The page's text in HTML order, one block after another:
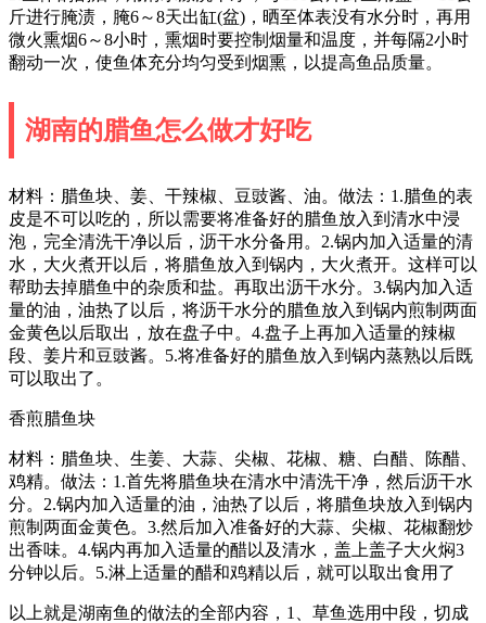
斤进行腌渍，腌6～8天出缸(盆)，晒至体表没有水分时，再用
微火熏烟6～8小时，熏烟时要控制烟量和温度，并每隔2小时
翻动一次，使鱼体充分均匀受到烟熏，以提高鱼品质量。
湖南的腊鱼怎么做才好吃
材料：腊鱼块、姜、干辣椒、豆豉酱、油。做法：1.腊鱼的表
皮是不可以吃的，所以需要将准备好的腊鱼放入到清水中浸
泡，完全清洗干净以后，沥干水分备用。2.锅内加入适量的清
水，大火煮开以后，将腊鱼放入到锅内，大火煮开。这样可以
帮助去掉腊鱼中的杂质和盐。再取出沥干水分。3.锅内加入适
量的油，油热了以后，将沥干水分的腊鱼放入到锅内煎制两面
金黄色以后取出，放在盘子中。4.盘子上再加入适量的辣椒
段、姜片和豆豉酱。5.将准备好的腊鱼放入到锅内蒸熟以后既
可以取出了。
香煎腊鱼块
材料：腊鱼块、生姜、大蒜、尖椒、花椒、糖、白醋、陈醋、
鸡精。做法：1.首先将腊鱼块在清水中清洗干净，然后沥干水
分。2.锅内加入适量的油，油热了以后，将腊鱼块放入到锅内
煎制两面金黄色。3.然后加入准备好的大蒜、尖椒、花椒翻炒
出香味。4.锅内再加入适量的醋以及清水，盖上盖子大火焖3
分钟以后。5.淋上适量的醋和鸡精以后，就可以取出食用了
以上就是湖南鱼的做法的全部内容，1、草鱼选用中段，切成